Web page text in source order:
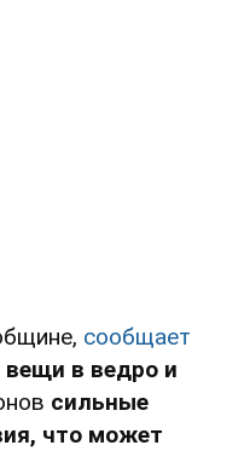
сообщает
в ведро и
сильные
что может